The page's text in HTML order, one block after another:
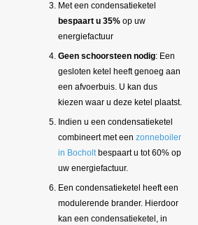
Met een condensatieketel
bespaart u 35% op uw
energiefactuur
Geen schoorsteen nodig: Een
gesloten ketel heeft genoeg aan
een afvoerbuis. U kan dus
kiezen waar u deze ketel plaatst.
Indien u een condensatieketel
combineert met een zonneboiler
in Bocholtbespaart u tot 60% op
uw energiefactuur.
Een condensatieketel heeft een
modulerende brander. Hierdoor
kan een condensatieketel, in